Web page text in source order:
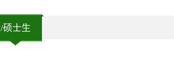
/硕士生